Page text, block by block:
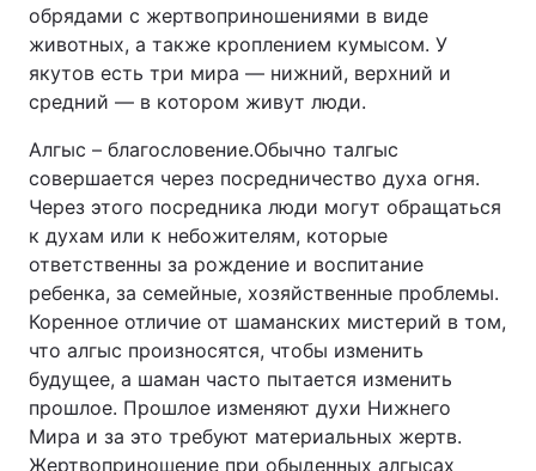
обрядами с жертвоприношениями в виде
животных, а также кроплением кумысом. У
якутов есть три мира — нижний, верхний и
средний — в котором живут люди.
Алгыс – благословение.Обычно талгыс
совершается через посредничество духа огня.
Через этого посредника люди могут обращаться
к духам или к небожителям, которые
ответственны за рождение и воспитание
ребенка, за семейные, хозяйственные проблемы.
Коренное отличие от шаманских мистерий в том,
что алгыс произносятся, чтобы изменить
будущее, а шаман часто пытается изменить
прошлое. Прошлое изменяют духи Нижнего
Мира и за это требуют материальных жертв.
Жертвоприношение при обыденных алгысах